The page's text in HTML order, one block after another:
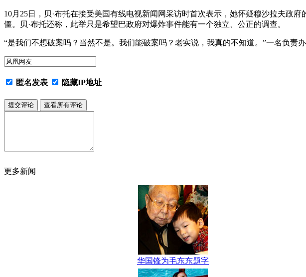
10月25日，贝·布托在接受美国有线电视新闻网采访时首次表示，她怀疑穆沙拉夫政
僵。贝·布托还称，此举只是希望巴政府对爆炸事件能有一个独立、公正的调查。
“是我们不想破案吗？当然不是。我们能破案吗？老实说，我真的不知道。”一名负
匿名发表 隐藏IP地址
更多新闻
华国锋为毛东东题字